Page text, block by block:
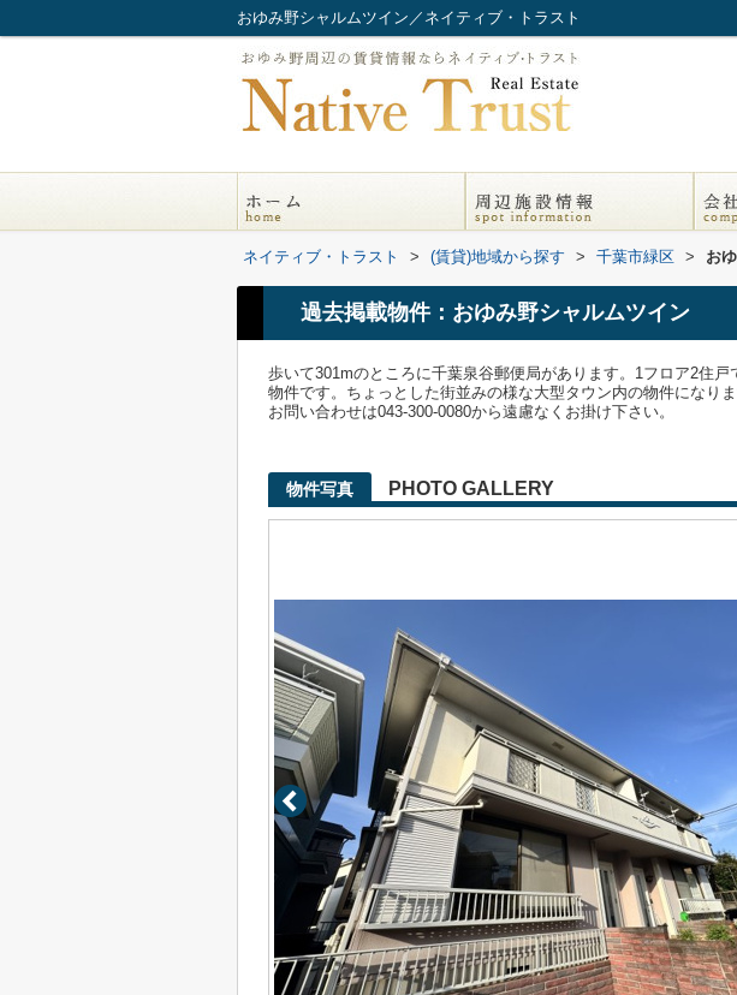
おゆみ野シャルムツイン／ネイティブ・トラスト
ネイティブ・トラスト > (賃貸)地域から探す > 千葉市緑区 > お
過去掲載物件：おゆみ野シャルムツイン
歩いて301mのところに千葉泉谷郵便局があります。1フロア2住
物件です。ちょっとした街並みの様な大型タウン内の物件になり
お問い合わせは043-300-0080から遠慮なくお掛け下さい。
物件写真 PHOTO GALLERY